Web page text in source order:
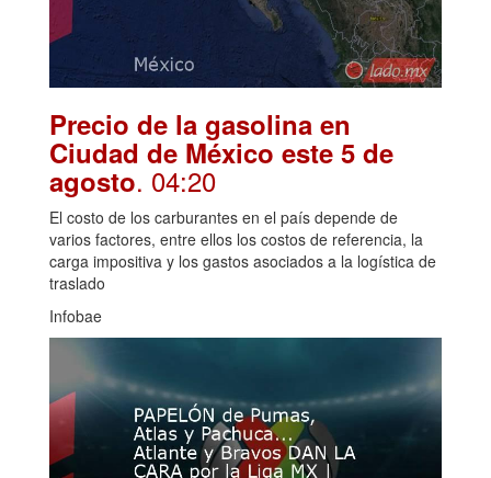
Precio de la gasolina en
Ciudad de México este 5 de
agosto. 04:20
El costo de los carburantes en el país depende de
varios factores, entre ellos los costos de referencia, la
carga impositiva y los gastos asociados a la logística de
traslado
Infobae